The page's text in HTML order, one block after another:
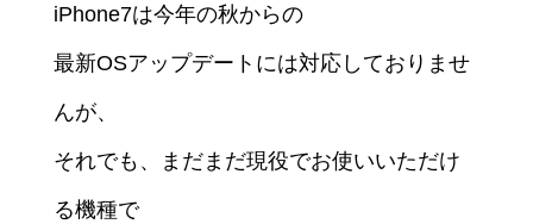
iPhone7は今年の秋からの
最新OSアップデートには対応しておりませ
んが、
それでも、まだまだ現役でお使いいただけ
る機種で